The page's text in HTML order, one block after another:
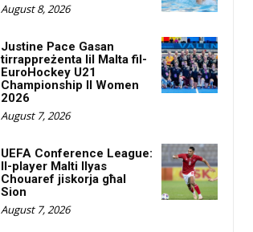
August 8, 2026
Justine Pace Gasan
tirrappreżenta lil Malta fil-
EuroHockey U21
Championship II Women
2026
August 7, 2026
UEFA Conference League:
Il-player Malti Ilyas
Chouaref jiskorja għal
Sion
August 7, 2026